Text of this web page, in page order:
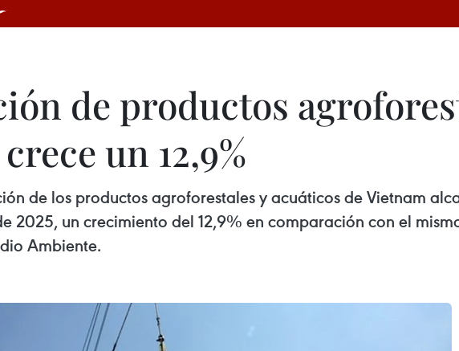
de productos
un 12,9%
de los productos agroforestales y acuáticos de Vietnam
2025, un crecimiento del 12,9% en comparación con el
Ambiente.